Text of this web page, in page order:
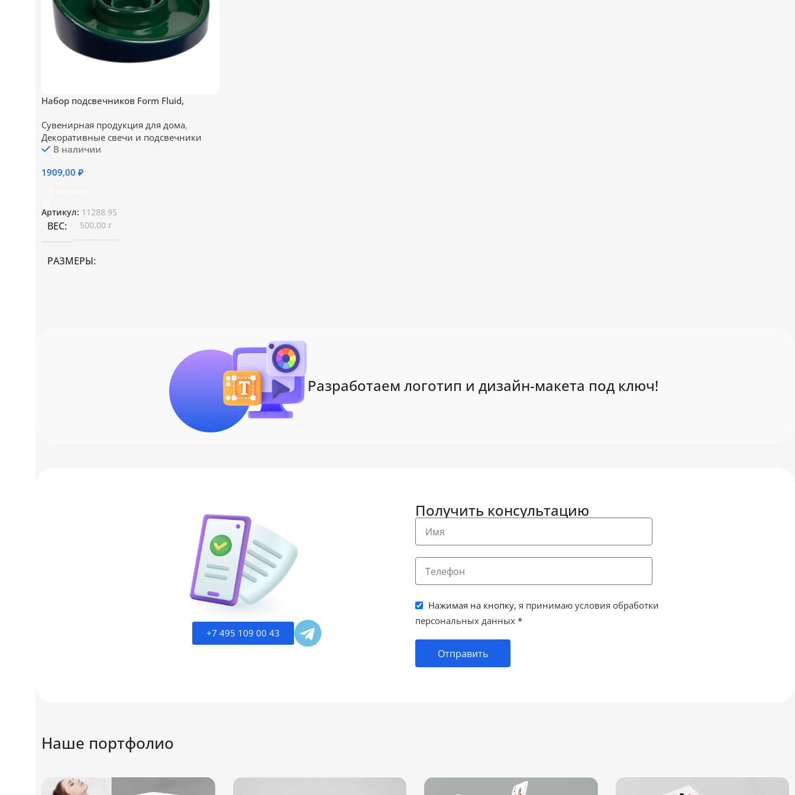
Набор подсвечников Form Fluid,
Сувенирная продукция для дома,
Декоративные свечи и подсвечники
В наличии
1909,00 ₽
Артикул: 11288.95
ВЕС 500,00 г
РАЗМЕРЫ
Разработаем логотип и дизайн-макета под ключ!
+7 495 109 00 43
Получить консультацию
Нажимая на кнопку, я принимаю условия обработки
персональных данных *
Отправить
Наше портфолио